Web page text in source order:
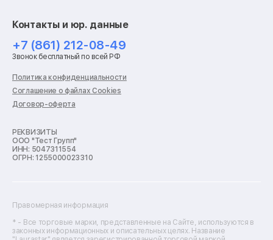
Ремонт роботов-пылесосов
Ремонт холодильников
Ремонт стиральных машин
Ремонт пылесосов
Ремонт варочных панелей
Ремонт духовых шкафов
Ремонт кондиционеров
Ремонт кухонных комбайнов
Ремонт морозильных камер
Ремонт отпаривателей
Ремонт плоттеров
Ремонт фенов
Ремонт цифровых биноклей
Ремонт тепловизоров
Ремонт массажных кресел
Контакты и юр. данные
+7 (861) 212-08-49
Звонок бесплатный по всей РФ
Политика конфиденциальности
Соглашение о файлах Cookies
Договор-оферта
РЕКВИЗИТЫ
ООО "Тест Групп"
ИНН: 5047311554
ОГРН: 1255000023310
Правомерная информация
* - Все торговые марки, представленные на Сайте, используются в
законных информационных и описательных целях. Название